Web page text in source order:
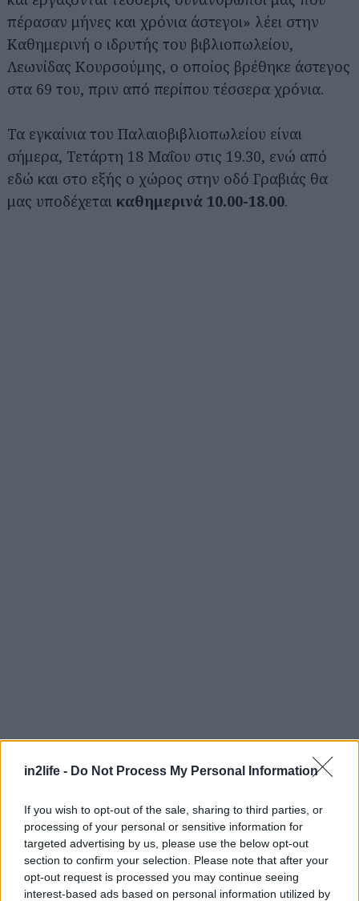
in2life - Do Not Process My Personal Information
If you wish to opt-out of the sale, sharing to third parties, or
processing of your personal or sensitive information for
targeted advertising by us, please use the below opt-out
section to confirm your selection. Please note that after your
opt-out request is processed you may continue seeing
interest-based ads based on personal information utilized by
πέρασαν μήνες και χρόνια άστεγοι» λέει στην
Καθημερινή ο ιδρυτής του βιβλιοπωλείου,
Λεωνίδας Κουρσούμης, ο οποίος βρέθηκε άστεγος
στα 69 του, πριν από περίπου τέσσερα χρόνια.
Τα εγκαίνια του Παλαιοβιβλιοπωλείου είναι
σήμερα, Τετάρτη 18 Μαΐου στις 19.30, ενώ από
εδώ και στο εξής ο χώρος στην οδό Γραβιάς θα
μας υποδέχεται καθημερινά 10.00-18.00.
Αναζήτηση
για...